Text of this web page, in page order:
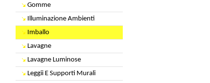
Gomme
Illuminazione Ambienti
Imballo
Lavagne
Lavagne Luminose
Leggii E Supporti Murali